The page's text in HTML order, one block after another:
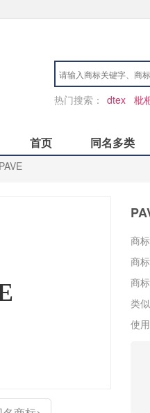
热门搜索： dtex 枇
首页 同名多类
PAVE
商
商
商
类
使